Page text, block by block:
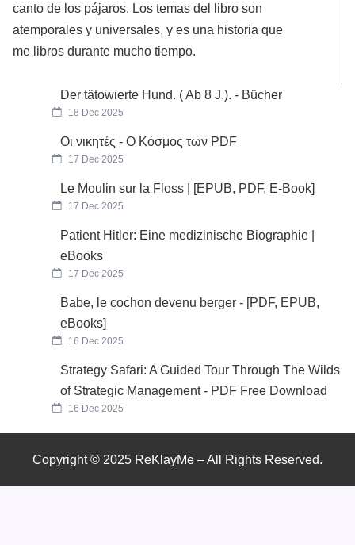
canto de los pájaros. Los temas del libro son
atemporales y universales, y es una historia que
me libros durante mucho tiempo.
Der tätowierte Hund. ( Ab 8 J.). - Bücher
18 Dec 2025
Οι νικητές - Ο Κόσμος των PDF
17 Dec 2025
Le Moulin sur la Floss | [EPUB, PDF, E-Book]
17 Dec 2025
Patient Hitler: Eine medizinische Biographie |
eBooks
17 Dec 2025
Babe, le cochon devenu berger - [PDF, EPUB,
eBooks]
16 Dec 2025
Strategy Safari: A Guided Tour Through The Wilds
of Strategic Management - PDF Free Download
16 Dec 2025
Copyright © 2025 ReKlayMe – All Rights Reserved.